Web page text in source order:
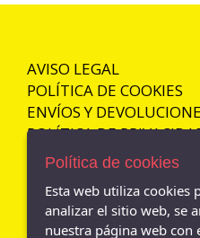
37.5
38
38_39
38.5
39
39_40
SKECHERS
TITANITOS
XTI
ZAPY
48 HORAS
ARA
AVISO LEGAL
POLÍTICA DE COOKIES
ENVÍOS Y
POLÍTICA DE
- Av. Andalucia N. 46, Jaén -
Política de cookies
Esta web utiliza cookies
analizar el sitio web, se
nuestra página web